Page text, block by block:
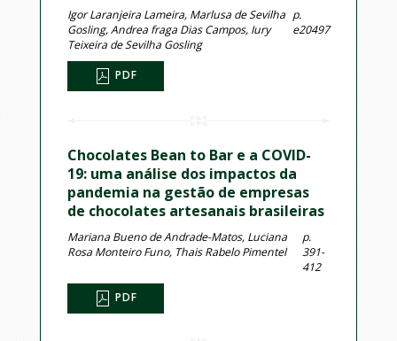
Igor Laranjeira Lameira, Marlusa de Sevilha
Gosling, Andrea fraga Dias Campos, Iury
Teixeira de Sevilha Gosling
p.
e20497
PDF
Chocolates Bean to Bar e a COVID-
19: uma análise dos impactos da
pandemia na gestão de empresas
de chocolates artesanais brasileiras
Mariana Bueno de Andrade-Matos, Luciana
Rosa Monteiro Funo, Thais Rabelo Pimentel
p.
391-
412
PDF